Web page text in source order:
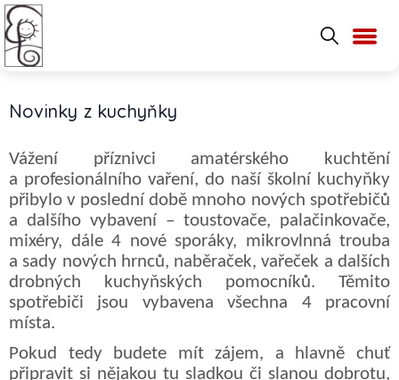
Novinky z kuchyňky
Vážení příznivci amatérského kuchtění
a profesionálního vaření, do naší školní kuchyňky
přibylo v poslední době mnoho nových spotřebičů
a dalšího vybavení – toustovače, palačinkovače,
mixéry, dále 4 nové sporáky, mikrovlnná trouba
a sady nových hrnců, naběraček, vařeček a dalších
drobných kuchyňských pomocníků. Těmito
spotřebiči jsou vybavena všechna 4 pracovní
místa.
Pokud tedy budete mít zájem, a hlavně chuť
připravit si nějakou tu sladkou či slanou dobrotu,